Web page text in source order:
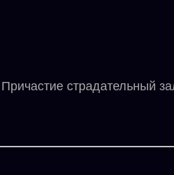
страдательный